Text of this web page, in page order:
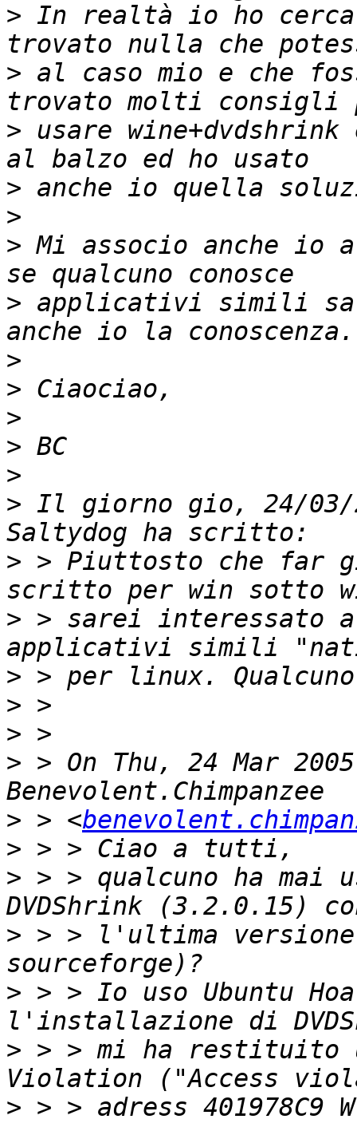
> In realtà io ho
> al caso mio e che
> usare
>
>
> Mi associo anche
> applicativi simili
>
>
>
>
>
> Il giorno gio, 24/03/
> > Piuttosto che far
> > sarei interessato a
>
>
>
> > On Thu, 24 Mar
> > <
>
> > > qualcuno ha
> > > l'ultima versione
> > > Io uso Ubuntu
> > > mi ha restituito
>